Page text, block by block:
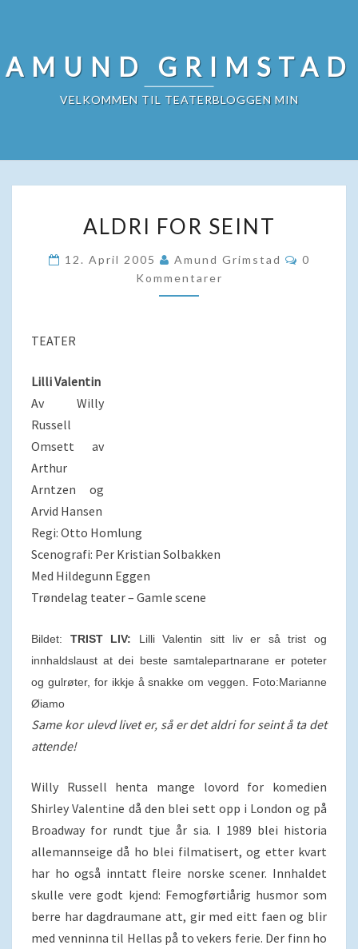
content
AMUND GRIMSTAD
VELKOMMEN TIL TEATERBLOGGEN MIN
FOR
ALDRI FOR SEINT
12. April 2005 Amund Grimstad
0
Kommentarer
TEATER
Lilli Valentin
Av Willy
Russell
Omsett av
Arthur
Arntzen og
Arvid Hansen
Regi: Otto Homlung
Scenografi: Per Kristian Solbakken
Med Hildegunn Eggen
Trøndelag teater – Gamle scene
Bildet: TRIST LIV: Lilli Valentin sitt liv er så trist og
innhaldslaust at dei beste samtalepartnarane er poteter
og gulrøter, for ikkje å snakke om veggen. Foto:Marianne
Øiamo
Same kor ulevd livet er, så er det aldri for seint å ta det
attende!
Willy Russell henta mange lovord for komedien
Shirley Valentine då den blei sett opp i London og på
Broadway for rundt tjue år sia. I 1989 blei historia
allemannseige då ho blei filmatisert, og etter kvart
har ho også inntatt fleire norske scener. Innhaldet
skulle vere godt kjend: Femogførtiårig husmor som
berre har dagdraumane att, gir med eitt faen og blir
med venninna til Hellas på to vekers ferie. Der finn ho